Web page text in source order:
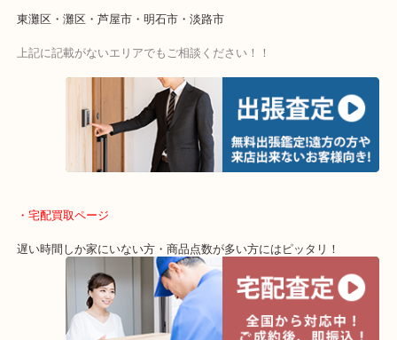
整理したいけど値段つくものがわからない…
・出張買取エリア
神戸市中央区・長田区・須磨区・神戸市北区
上記に記載がないエリアでもご相談ください！！